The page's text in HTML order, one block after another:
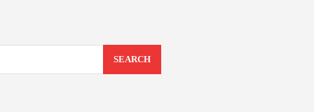
SEARCH